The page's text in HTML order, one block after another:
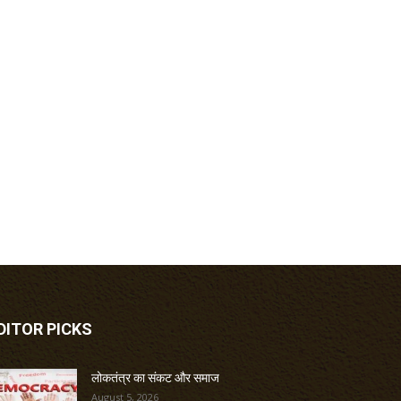
PICKS
लोकतंत्र का संकट और समाज
August 5, 2026